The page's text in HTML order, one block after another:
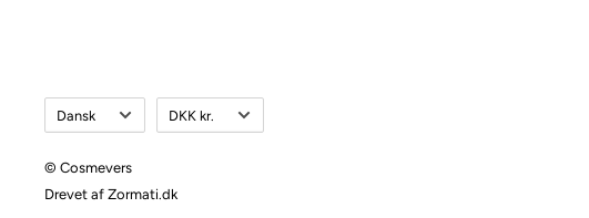
Sprog
Dansk Valuta
DKK kr.
© Cosmevers
Drevet af Zormati.dk